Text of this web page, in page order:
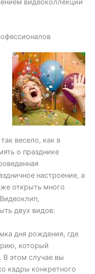
видеоколлекции
весело, как в
о празднике
настроение, а
открыть много
двух видов:
дня рождения, где
который
В этом случае вы
кадры конкретного